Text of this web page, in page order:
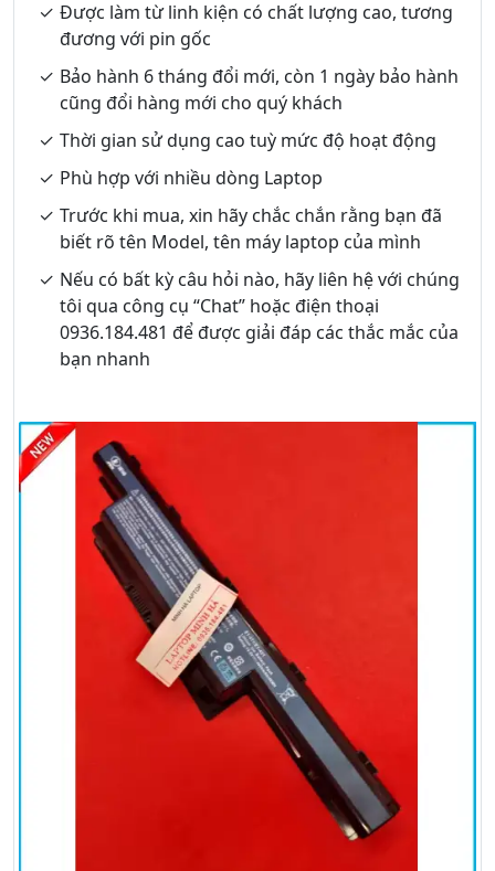
Được làm từ linh kiện có chất lượng cao, tương
đương với pin gốc
Bảo hành 6 tháng đổi mới, còn 1 ngày bảo hành
cũng đổi hàng mới cho quý khách
Thời gian sử dụng cao tuỳ mức độ hoạt động
Phù hợp với nhiều dòng Laptop
Trước khi mua, xin hãy chắc chắn rằng bạn đã
biết rõ tên Model, tên máy laptop của mình
Nếu có bất kỳ câu hỏi nào, hãy liên hệ với chúng
tôi qua công cụ “Chat” hoặc điện thoại
0936.184.481 để được giải đáp các thắc mắc của
bạn nhanh